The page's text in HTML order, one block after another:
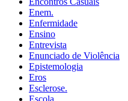
Enem.
Enfermidade
Ensino
Entrevista
Enunciado de Violência
Epistemologia
Eros
Esclerose.
Escola